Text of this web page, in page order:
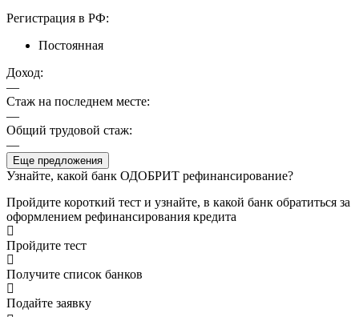
Регистрация в РФ:
Постоянная
Доход:
—
Стаж на последнем месте:
—
Общий трудовой стаж:
—
Еще предложения
Узнайте, какой банк ОДОБРИТ рефинансирование?
Пройдите короткий тест и узнайте, в какой банк обратиться за
оформлением рефинансирования кредита
Пройдите тест
Получите список банков
Подайте заявку